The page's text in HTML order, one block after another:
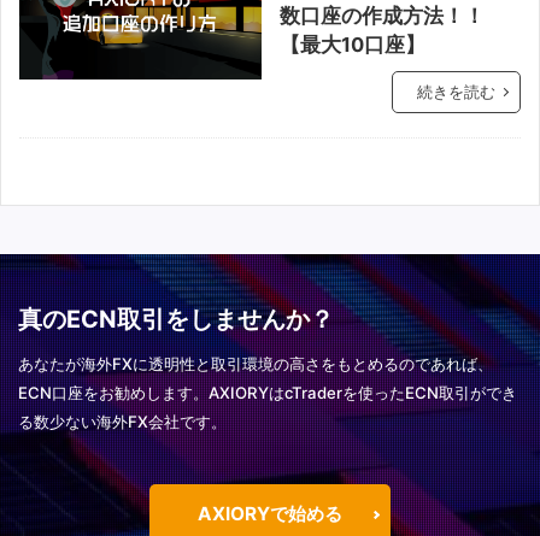
数口座の作成方法！！
【最大10口座】
続きを読む
真のECN取引をしませんか？
あなたが海外FXに透明性と取引環境の高さをもとめるのであれば、
ECN口座をお勧めします。AXIORYはcTraderを使ったECN取引ができ
る数少ない海外FX会社です。
AXIORYで始める